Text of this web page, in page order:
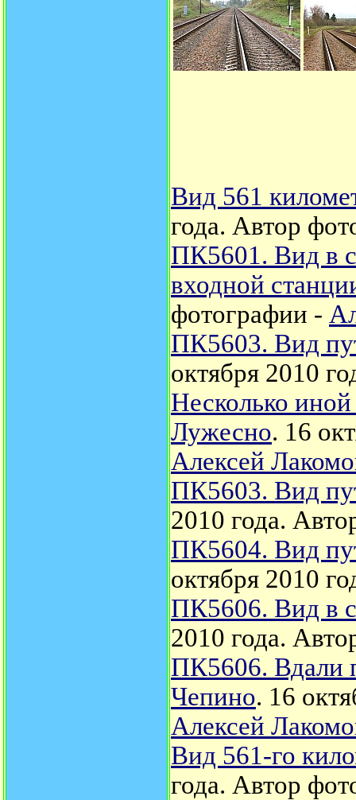
Вид 561
года. Автор
ПК5601. Вид в
входной
фотографии -
ПК5603. Вид
октября 2010
Несколько
Лужесно. 16
Алексей
ПК5603. Вид
2010 года.
ПК5604. Вид
октября 2010
ПК5606. Вид в
2010 года.
ПК5606. Вдали
Чепино. 16
Алексей
Вид 561-го
года. Автор